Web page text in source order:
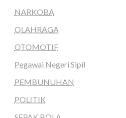
NARKOBA
OLAHRAGA
OTOMOTIF
Pegawai Negeri Sipil
PEMBUNUHAN
POLITIK